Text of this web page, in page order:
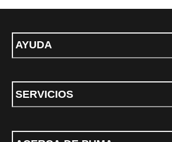
AYUDA
SERVICIOS